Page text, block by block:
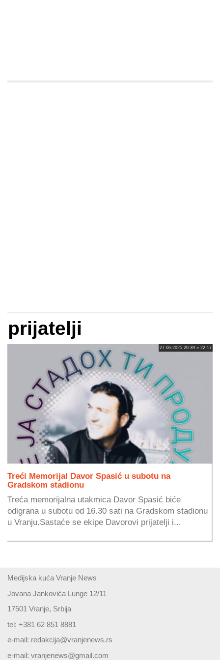
prijatelji
27.06.2025 20:39 » 22:17
Treći Memorijal Davor Spasić u subotu na
Gradskom stadionu
Treća memorijalna utakmica Davor Spasić biće
odigrana u subotu od 16.30 sati na Gradskom stadionu
u Vranju.Sastaće se ekipe Davorovi prijatelji i...
Medijska kuća Vranje News
Jovana Jankovića Lunge 12/11
17501 Vranje, Srbija
tel: +381 62 851 8881
e-mail: redakcija@vranjenews.rs
e-mail: vranjenews@gmail.com